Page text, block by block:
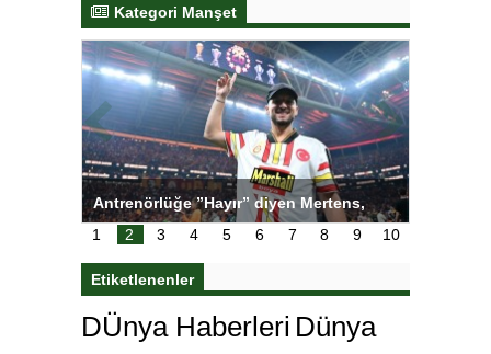
Kategori Manşet
Antrenörlüğe ”Hayır” diyen Mertens,
Galatasaray’dan bakın ne istedi
1
2 3 4 5 6 7 8 9 10
Etiketlenenler
DÜnya Haberleri Dünya